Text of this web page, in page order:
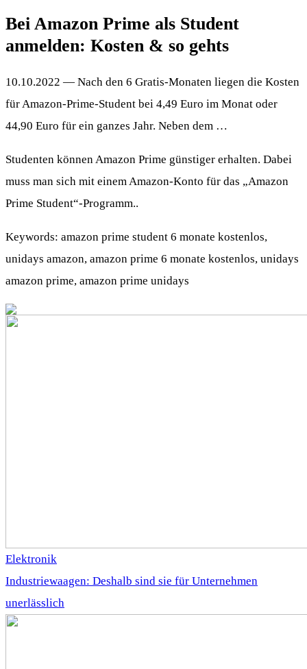
Bei Amazon Prime als Student
anmelden: Kosten & so gehts
10.10.2022 — Nach den 6 Gratis-Monaten liegen die Kosten
für Amazon-Prime-Student bei 4,49 Euro im Monat oder
44,90 Euro für ein ganzes Jahr. Neben dem …
Studenten können Amazon Prime günstiger erhalten. Dabei
muss man sich mit einem Amazon-Konto für das „Amazon
Prime Student“-Programm..
Keywords: amazon prime student 6 monate kostenlos,
unidays amazon, amazon prime 6 monate kostenlos, unidays
amazon prime, amazon prime unidays
Elektronik
Industriewaagen: Deshalb sind sie für Unternehmen
unerlässlich